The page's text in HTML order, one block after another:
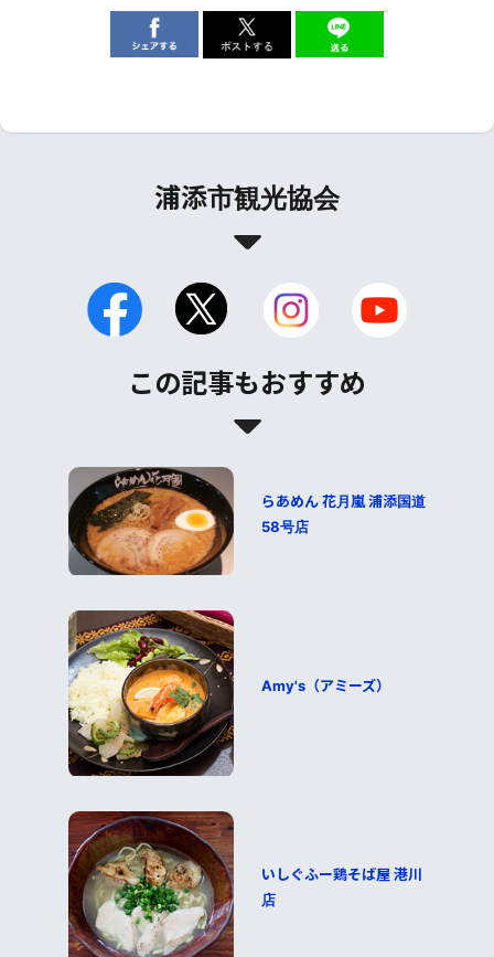
浦添市観光協会
この記事もおすすめ
らあめん 花月嵐 浦添国道
58号店
Amy's（アミーズ）
いしぐふー鶏そば屋 港川
店